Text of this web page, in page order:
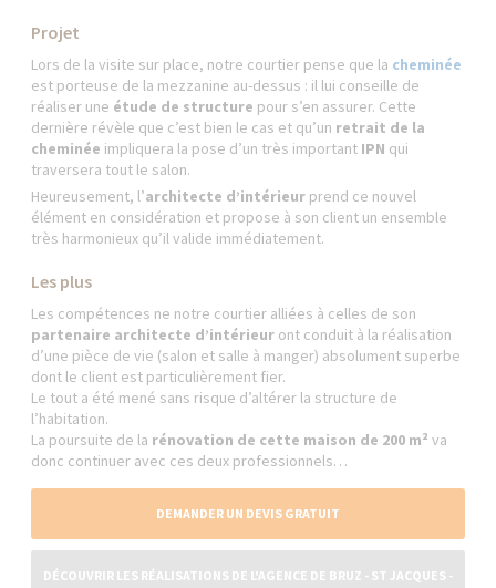
Projet
Lors de la visite sur place, notre courtier pense que la cheminée
est porteuse de la mezzanine au-dessus : il lui conseille de
réaliser une étude de structure pour s’en assurer. Cette
dernière révèle que c’est bien le cas et qu’un retrait de la
cheminée impliquera la pose d’un très important IPN qui
traversera tout le salon.
Heureusement, l’architecte d’intérieur prend ce nouvel
élément en considération et propose à son client un ensemble
très harmonieux qu’il valide immédiatement.
Les plus
Les compétences ne notre courtier alliées à celles de son
partenaire architecte d’intérieur ont conduit à la réalisation
d’une pièce de vie (salon et salle à manger) absolument superbe
dont le client est particulièrement fier.
Le tout a été mené sans risque d’altérer la structure de
l’habitation.
La poursuite de la rénovation de cette maison de 200 m² va
donc continuer avec ces deux professionnels…
DEMANDER UN DEVIS GRATUIT
DÉCOUVRIR LES RÉALISATIONS DE L'AGENCE DE BRUZ - ST JACQUES -